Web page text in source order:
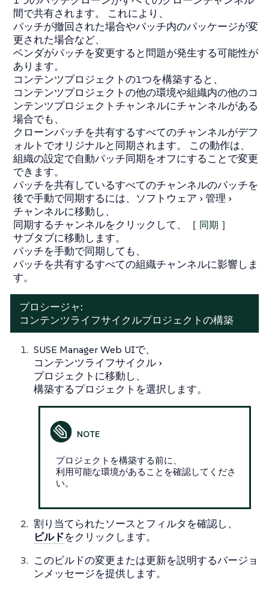
間で共有されます。 これにより、
パッチが撤回された場合やパッチ内のパッケージが変
更された場合など、
ベンダがパッチを変更すると問題が発生する可能性が
あります。
コンテンツプロジェクトの1つを構築すると、
コンテンツプロジェクトの他の環境や組織内の他のコ
ンテンツプロジェクトチャンネルにチャンネルがある
場合でも、
クローンパッチを共有するすべてのチャンネルがデフ
ォルトでオリジナルと同期されます。 この動作は、
組織の設定で自動パッチ同期をオフにすることで変更
できます。
パッチを共有しているすべてのチャンネルのパッチを
後で手動で同期するには、 ソフトウェア
管理
チャンネルに移動し、
同期するチャンネルをクリックして、［ 同期 ］
サブタブに移動します。
パッチを手動で同期しても、
パッチを共有するすべての組織チャンネルに影響しま
す。
プロシージャ:
コンテンツライフサイクルプロジェクトの構築
SUSE Manager Web UIで、
コンテンツライフサイクル
プロジェクト に移動し、
構築するプロジェクトを選択します。
プロジェクトを構築する前に、
利用可能な環境があることを確認してくださ
い。
割り当てられたソースとフィルタを確認し、
ビルドをクリックします。
このビルドの変更または更新を説明するバージョ
ンメッセージを提供します。